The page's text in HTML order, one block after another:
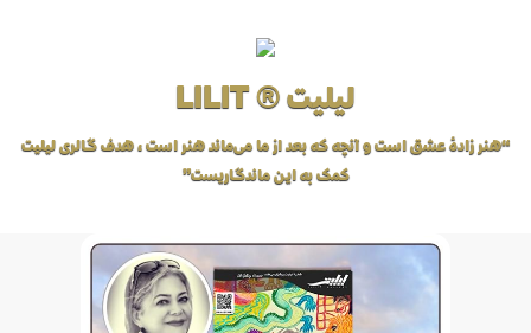
لیلیت ® LILIT
“هنر زادهٔ عشق است و آنچه که بعد از ما می‌ماند هنر است، هدف گالری لیلیت
کمک به این ماندگاریست”